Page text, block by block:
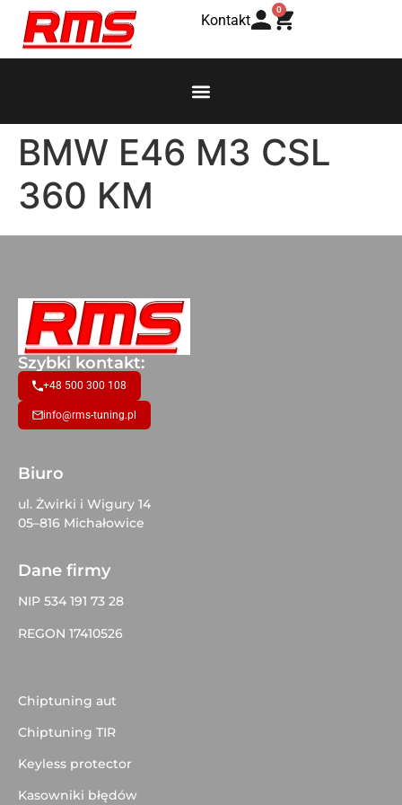
Kontakt
0
BMW E46 M3 CSL
360 KM
Szybki kontakt:
+48 500 300 108
info@rms-tuning.pl
Biuro
ul. Żwirki i Wigury 14
05–816 Michałowice
Dane firmy
NIP 534 191 73 28
REGON 17410526
Chiptuning aut
Chiptuning TIR
Keyless protector
Kasowniki błędów